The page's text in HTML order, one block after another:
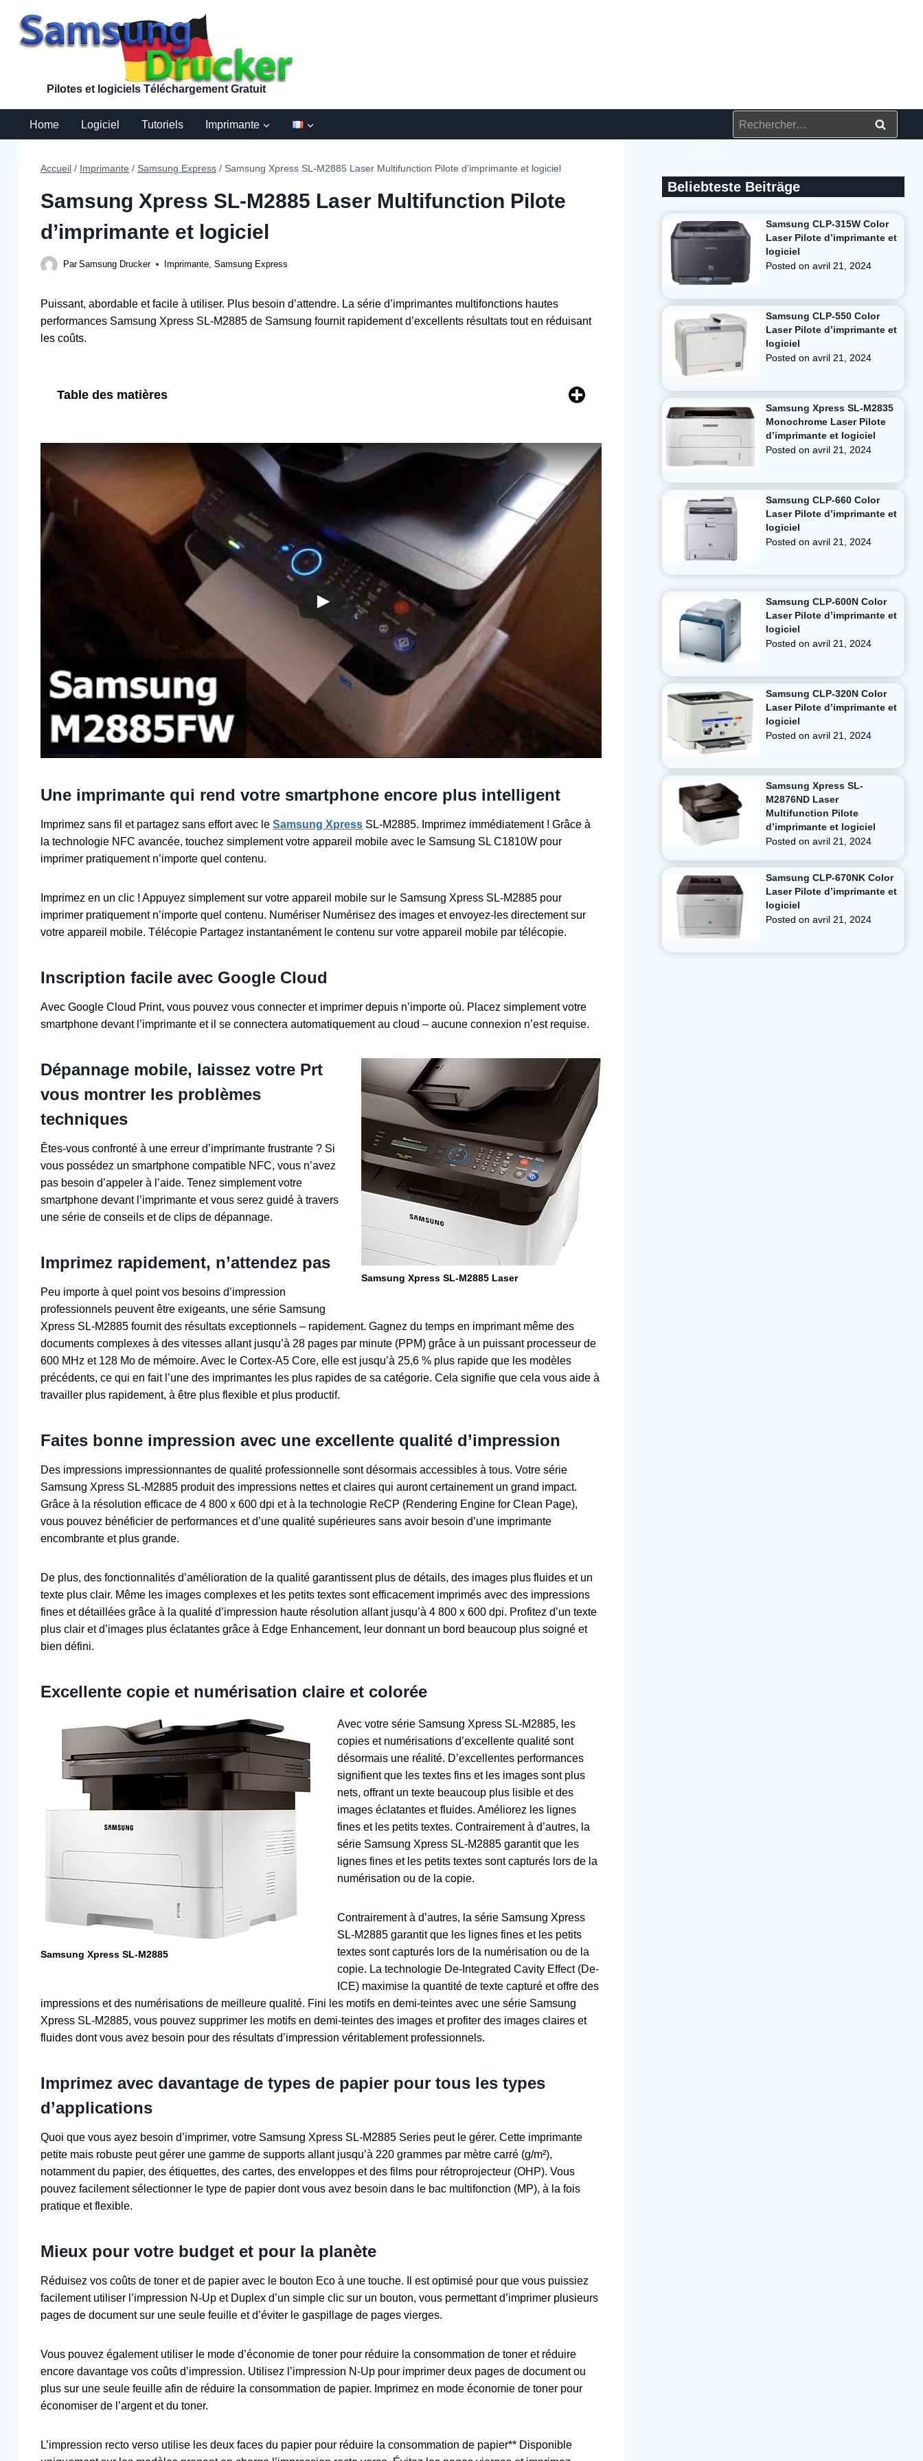
contenu
Pilotes et logiciels Téléchargement Gratuit
Home Logiciel Tutoriels Imprimante Rechercher :
Accueil / Imprimante / Samsung Express / Samsung Xpress SL-M2885 Laser Multifunction Pilote d’imprimante et logiciel
Samsung Xpress SL-M2885 Laser Multifunction Pilote
d’imprimante et logiciel
Par Samsung Drucker Imprimante,Samsung Express
Puissant, abordable et facile à utiliser. Plus besoin d’attendre. La série d’imprimantes multifonctions hautes
performances Samsung Xpress SL-M2885 de Samsung fournit rapidement d’excellents résultats tout en réduisant
les coûts.
Table des matières
Une imprimante qui rend votre smartphone encore plus intelligent
Imprimez sans fil et partagez sans effort avec le Samsung Xpress SL-M2885. Imprimez immédiatement ! Grâce à
la technologie NFC avancée, touchez simplement votre appareil mobile avec le Samsung SL C1810W pour
imprimer pratiquement n’importe quel contenu.
Imprimez en un clic ! Appuyez simplement sur votre appareil mobile sur le Samsung Xpress SL-M2885 pour
imprimer pratiquement n’importe quel contenu. Numériser Numérisez des images et envoyez-les directement sur
votre appareil mobile. Télécopie Partagez instantanément le contenu sur votre appareil mobile par télécopie.
Inscription facile avec Google Cloud
Avec Google Cloud Print, vous pouvez vous connecter et imprimer depuis n’importe où. Placez simplement votre
smartphone devant l’imprimante et il se connectera automatiquement au cloud – aucune connexion n’est requise.
Samsung Xpress SL-M2885 Laser
Dépannage mobile, laissez votre Prt
vous montrer les problèmes
techniques
Êtes-vous confronté à une erreur d’imprimante frustrante ? Si
vous possédez un smartphone compatible NFC, vous n’avez
pas besoin d’appeler à l’aide. Tenez simplement votre
smartphone devant l’imprimante et vous serez guidé à travers
une série de conseils et de clips de dépannage.
Imprimez rapidement, n’attendez pas
Peu importe à quel point vos besoins d’impression
professionnels peuvent être exigeants, une série Samsung
Xpress SL-M2885 fournit des résultats exceptionnels – rapidement. Gagnez du temps en imprimant même des
documents complexes à des vitesses allant jusqu’à 28 pages par minute (PPM) grâce à un puissant processeur de
600 MHz et 128 Mo de mémoire. Avec le Cortex-A5 Core, elle est jusqu’à 25,6 % plus rapide que les modèles
précédents, ce qui en fait l’une des imprimantes les plus rapides de sa catégorie. Cela signifie que cela vous aide à
travailler plus rapidement, à être plus flexible et plus productif.
Faites bonne impression avec une excellente qualité d’impression
Des impressions impressionnantes de qualité professionnelle sont désormais accessibles à tous. Votre série
Samsung Xpress SL-M2885 produit des impressions nettes et claires qui auront certainement un grand impact.
Grâce à la résolution efficace de 4 800 x 600 dpi et à la technologie ReCP (Rendering Engine for Clean Page),
vous pouvez bénéficier de performances et d’une qualité supérieures sans avoir besoin d’une imprimante
encombrante et plus grande.
De plus, des fonctionnalités d’amélioration de la qualité garantissent plus de détails, des images plus fluides et un
texte plus clair. Même les images complexes et les petits textes sont efficacement imprimés avec des impressions
fines et détaillées grâce à la qualité d’impression haute résolution allant jusqu’à 4 800 x 600 dpi. Profitez d’un texte
plus clair et d’images plus éclatantes grâce à Edge Enhancement, leur donnant un bord beaucoup plus soigné et
bien défini.
Excellente copie et numérisation claire et colorée
Samsung Xpress SL-M2885
Avec votre série Samsung Xpress SL-M2885, les
copies et numérisations d’excellente qualité sont
désormais une réalité. D’excellentes performances
signifient que les textes fins et les images sont plus
nets, offrant un texte beaucoup plus lisible et des
images éclatantes et fluides. Améliorez les lignes
fines et les petits textes. Contrairement à d’autres, la
série Samsung Xpress SL-M2885 garantit que les
lignes fines et les petits textes sont capturés lors de la
numérisation ou de la copie.
Contrairement à d’autres, la série Samsung Xpress
SL-M2885 garantit que les lignes fines et les petits
textes sont capturés lors de la numérisation ou de la
copie. La technologie De-Integrated Cavity Effect (De-
ICE) maximise la quantité de texte capturé et offre des
impressions et des numérisations de meilleure qualité. Fini les motifs en demi-teintes avec une série Samsung
Xpress SL-M2885, vous pouvez supprimer les motifs en demi-teintes des images et profiter des images claires et
fluides dont vous avez besoin pour des résultats d’impression véritablement professionnels.
Imprimez avec davantage de types de papier pour tous les types
d’applications
Quoi que vous ayez besoin d’imprimer, votre Samsung Xpress SL-M2885 Series peut le gérer. Cette imprimante
petite mais robuste peut gérer une gamme de supports allant jusqu’à 220 grammes par mètre carré (g/m²),
notamment du papier, des étiquettes, des cartes, des enveloppes et des films pour rétroprojecteur (OHP). Vous
pouvez facilement sélectionner le type de papier dont vous avez besoin dans le bac multifonction (MP), à la fois
pratique et flexible.
Mieux pour votre budget et pour la planète
Réduisez vos coûts de toner et de papier avec le bouton Eco à une touche. Il est optimisé pour que vous puissiez
facilement utiliser l’impression N-Up et Duplex d’un simple clic sur un bouton, vous permettant d’imprimer plusieurs
pages de document sur une seule feuille et d’éviter le gaspillage de pages vierges.
Vous pouvez également utiliser le mode d’économie de toner pour réduire la consommation de toner et réduire
encore davantage vos coûts d’impression. Utilisez l’impression N-Up pour imprimer deux pages de document ou
plus sur une seule feuille afin de réduire la consommation de papier. Imprimez en mode économie de toner pour
économiser de l’argent et du toner.
L’impression recto verso utilise les deux faces du papier pour réduire la consommation de papier** Disponible
Beliebteste Beiträge
Samsung CLP-315W Color
Laser Pilote d’imprimante et
logiciel
Posted onavril 21, 2024
Samsung CLP-550 Color
Laser Pilote d’imprimante et
logiciel
Posted onavril 21, 2024
Samsung Xpress SL-M2835
Monochrome Laser Pilote
d’imprimante et logiciel
Posted onavril 21, 2024
Samsung CLP-660 Color
Laser Pilote d’imprimante et
logiciel
Posted onavril 21, 2024
Samsung CLP-600N Color
Laser Pilote d’imprimante et
logiciel
Posted onavril 21, 2024
Samsung CLP-320N Color
Laser Pilote d’imprimante et
logiciel
Posted onavril 21, 2024
Samsung Xpress SL-
M2876ND Laser
Multifunction Pilote
d’imprimante et logiciel
Posted onavril 21, 2024
Samsung CLP-670NK Color
Laser Pilote d’imprimante et
logiciel
Posted onavril 21, 2024